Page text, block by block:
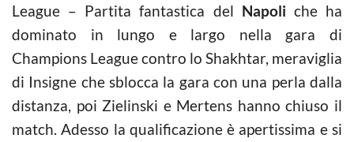
League – Partita fantastica del Napoli che ha
dominato in lungo e largo nella gara di
Champions League contro lo Shakhtar, meraviglia
di Insigne che sblocca la gara con una perla dalla
distanza, poi Zielinski e Mertens hanno chiuso il
match. Adesso la qualificazione è apertissima e si